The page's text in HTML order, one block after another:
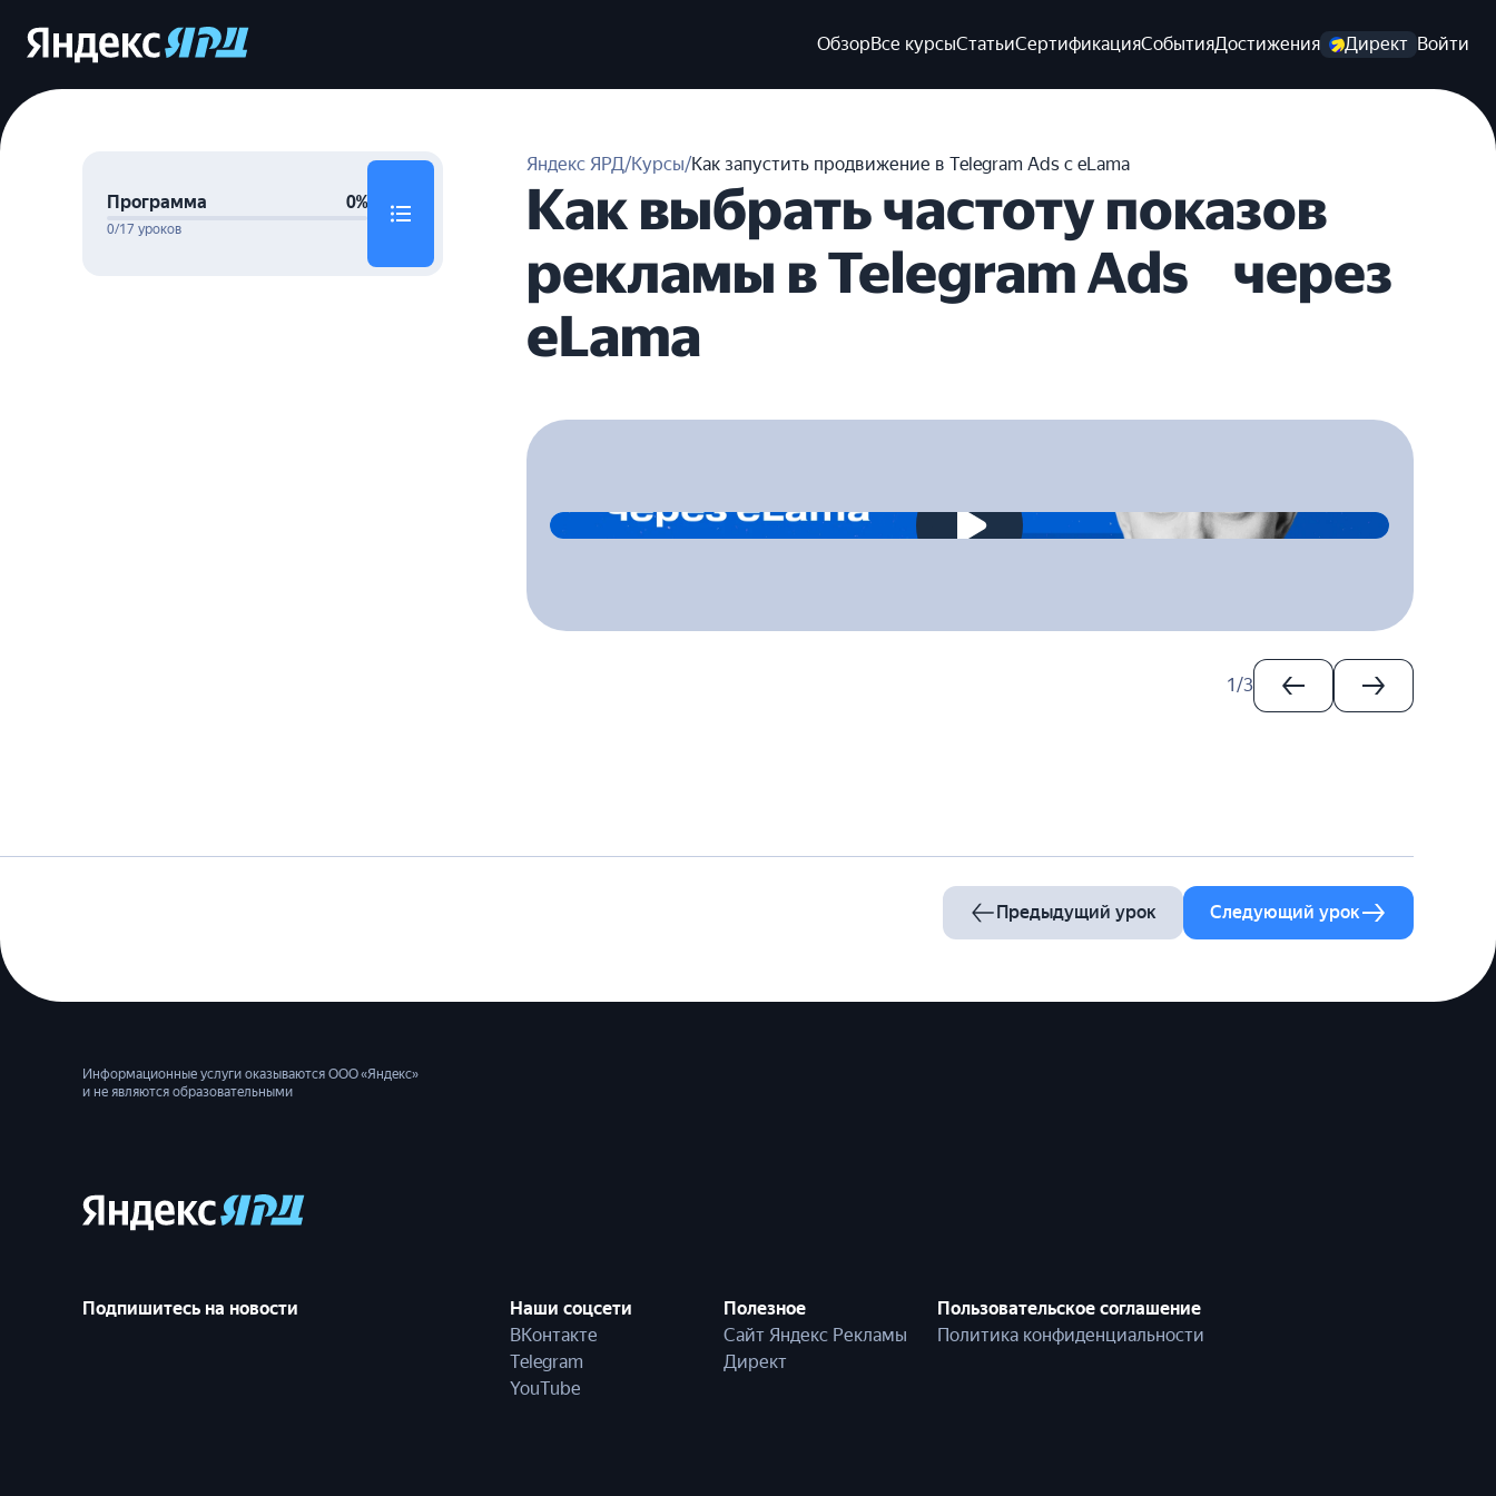
ОбзорВсе курсыСтатьиСертификацияСобытияДостижения Директ Войти
Программа 0%
0/17 уроков
Яндекс ЯРД/Курсы/Как запустить продвижение в Telegram Ads с eLama
Как выбрать частоту показов
рекламы в Telegram Ads через
eLama
2023-04-28T00:00:00.000Z
1 /3
Предыдущий урок Следующий урок
Информационные услуги оказываются ООО «Яндекс»
и не являются образовательными
Подпишитесь на новости
Наши соцсети
ВКонтакте
Telegram
YouTube
Полезное
Сайт Яндекс Рекламы
Директ
Пользовательское соглашение
Политика конфиденциальности